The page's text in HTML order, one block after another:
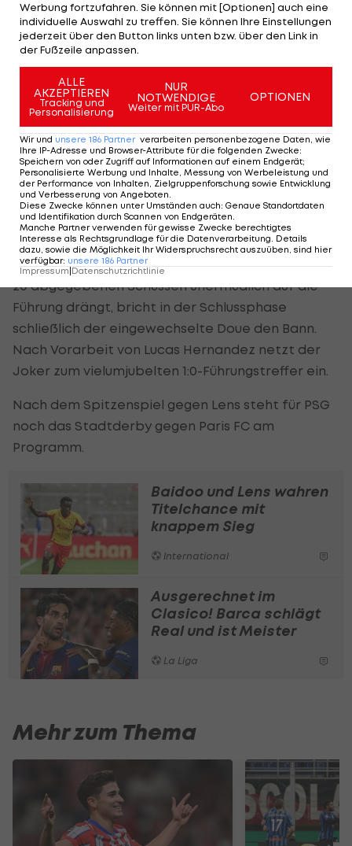
schrillen bei den Gastgebern die Alarmglocken,
als zunächst der bereits im ersten Durchgang am
Boden liegende Mittelfeld-Motor Lee Kang-in
schmerzverzerrt das Feld verlassen muss und
durch den jungen Desire Doue ersetzt wird.
Kurz darauf folgt der nächste Schock: Auch
StürmerGoncalo Ramoskann nicht mehr
weitermachen und macht Platz für Ousmane
Dembele.
Doch dieser verletzungsbedingte Rückschlag
entpuppt sich als absoluter Glücksfall für das
anrennende Team. Während Paris mit insgesamt
20 abgegebenen Schüssen unermüdlich auf die
Führung drängt, bricht in der Schlussphase
schließlich der eingewechselte Doue den Bann.
Nach Vorarbeit von Lucas Hernandez netzt der
Joker zum vielumjubelten 1:0-Führungstreffer ein.
Nach dem Spitzenspiel gegen Lens steht für PSG
noch das Stadtderby gegen Paris FC am
Programm.
Baidoo und Lens wahren
Titelchance mit
knappem Sieg
International
Ausgerechnet im
Clasico! Barca schlägt
Real und ist Meister
La Liga
Mehr zum Thema
Werbung fortzufahren. Sie können mit [Optionen] auch eine
individuelle Auswahl zu treffen. Sie können Ihre Einstellungen
jederzeit über den Button links unten bzw. über den Link in
der Fußzeile anpassen.
ALLE
AKZEPTIEREN
Tracking und
Personalisierung
NUR
NOTWENDIGE
Weiter mit PUR-Abo
OPTIONEN
Wir und unsere 186 Partner verarbeiten personenbezogene Daten, wie
Ihre IP-Adresse und Browser-Attribute für die folgenden Zwecke:
Speichern von oder Zugriff auf Informationen auf einem Endgerät;
Personalisierte Werbung und Inhalte, Messung von Werbeleistung und
der Performance von Inhalten, Zielgruppenforschung sowie Entwicklung
und Verbesserung von Angeboten
Diese Zwecke können unter Umständen auch: Genaue Standortdaten
und Identifikation durch Scannen von Endgeräten
Manche Partner verwenden für gewisse Zwecke berechtigtes
Interesse als Rechtsgrundlage für die Datenverarbeitung. Details
dazu, sowie die Möglichkeit Ihr Widerspruchsrecht auszuüben, sind hier
verfügbar: unsere 186 Partner
Impressum|Datenschutzrichtlinie